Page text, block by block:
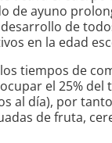
de ayuno
de
en la edad
tiempos de
el 25% del
al día), por
de fruta,